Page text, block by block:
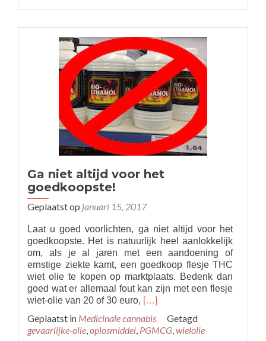
een
Een
blowtje
is
schadelijk!
Ga niet altijd voor het
goedkoopste!
Geplaatst op januari 15, 2017
Laat u goed voorlichten, ga niet altijd voor het
goedkoopste. Het is natuurlijk heel aanlokkelijk
om, als je al jaren met een aandoening of
ernstige ziekte kamt, een goedkoop flesje THC
wiet olie te kopen op marktplaats. Bedenk dan
goed wat er allemaal fout kan zijn met een flesje
wiet-olie van 20 of 30 euro, Read
about
Ga
[…]
Geplaatst in Medicinale cannabis
Getagd
gevaarlijke-olie oplosmiddel PGMCG wielolie